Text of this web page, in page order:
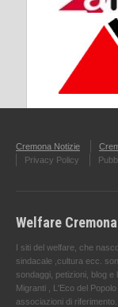
Cremona Notizie
Privacy Policy
Welfare
I siti del welfare, che
sindacale ,cultura ecc.
sondaggi, petizioni, blog
Migranti , L'Eco del
associazioni di riferimento.